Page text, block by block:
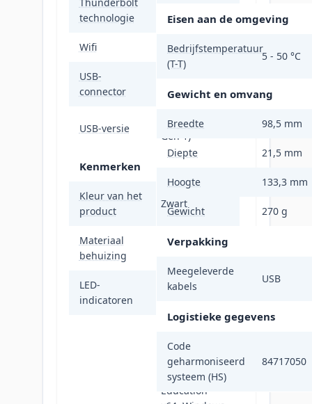
technologie
Wifi Nee
USB-
connector
USB-versie
3.2 Gen 1 (3.1
Gen 1)
Kenmerken
Kleur van het
product
Zwart
Materiaal
behuizing
Kunststof,
LED-
indicatoren
Data, Stroom
Windows 10
Education,
Windows 10
Education
Eisen aan de omgeving
Bedrijfstemperatuur
(T-T)
5 - 50 °C
Gewicht en omvang
Breedte 98,5 mm
Diepte 21,5 mm
Hoogte 133,3 mm
Gewicht 270 g
Verpakking
Meegeleverde
kabels
USB
Logistieke gegevens
Code
geharmoniseerd
systeem (HS)
84717050